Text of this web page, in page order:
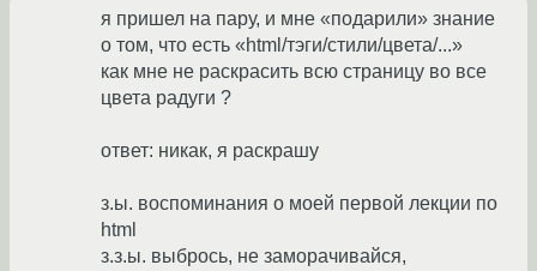
я пришел на пару, и мне «подарили» знание
о том, что есть «html/тэги/стили/цвета/...»
как мне не раскрасить всю страницу во все
цвета радуги ?
ответ: никак, я раскрашу
з.ы. воспоминания о моей первой лекции по
html
з.з.ы. выбрось, не заморачивайся,